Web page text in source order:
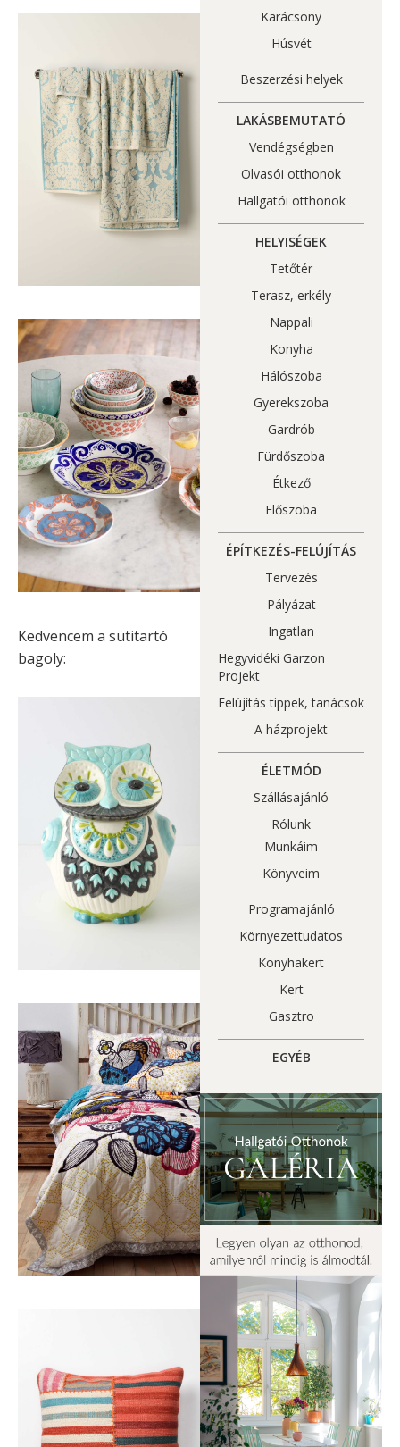
Kedvencem a sütitartó
bagoly:
Karácsony
Húsvét
Beszerzési helyek
LAKÁSBEMUTATÓ
Vendégségben
Olvasói otthonok
Hallgatói otthonok
HELYISÉGEK
Tetőtér
Terasz, erkély
Nappali
Konyha
Hálószoba
Gyerekszoba
Gardrób
Fürdőszoba
Étkező
Előszoba
ÉPÍTKEZÉS-FELÚJÍTÁS
Tervezés
Pályázat
Ingatlan
Hegyvidéki Garzon
Projekt
Felújítás tippek, tanácsok
A házprojekt
ÉLETMÓD
Szállásajánló
Rólunk
Munkáim
Könyveim
Programajánló
Környezettudatos
Konyhakert
Kert
Gasztro
EGYÉB